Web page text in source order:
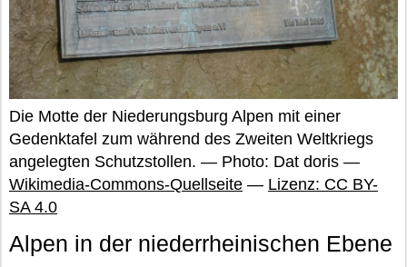
Die Motte der Niederungsburg Alpen mit einer
Gedenktafel zum während des Zweiten Weltkriegs
angelegten Schutzstollen. — Photo: Dat doris —
Wikimedia-Commons-Quellseite — Lizenz: CC BY-
SA 4.0
Alpen in der niederrheinischen Ebene